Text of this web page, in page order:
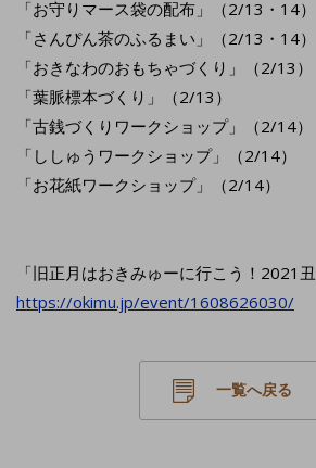
「お守りマース袋の配布」（2/13・14）
「さんぴん茶のふるまい」（2/13・14）
「おきなわのおもちゃづくり」（2/13）
「葉脈標本づくり」（2/13）
「古銭づくりワークショップ」（2/14）
「ししゅうワークショップ」（2/14）
「お花紙ワークショップ」（2/14）
「旧正月はおきみゅーに行こう！2021
https://okimu.jp/event/1608626030/
一覧へ戻る